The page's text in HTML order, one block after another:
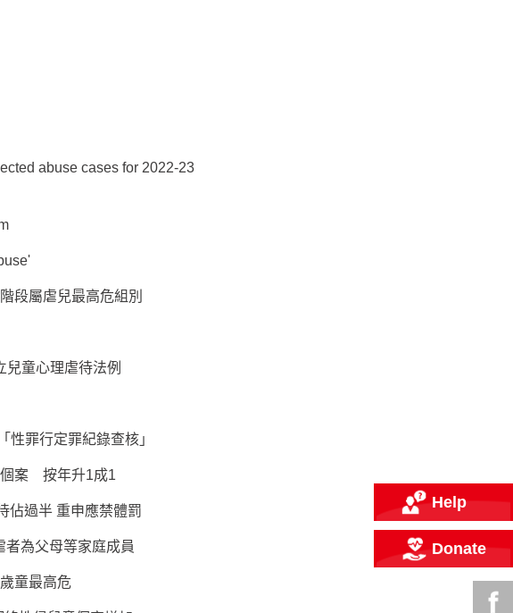
abuse cases for 2022-23
段屬虐兒最高危組別
童心理虐待法例
性罪行定罪紀錄查核」
個案 按年升1成1
佔過半 重申應禁體罰
者為父母等家庭成員
童最高危
Help
Donate